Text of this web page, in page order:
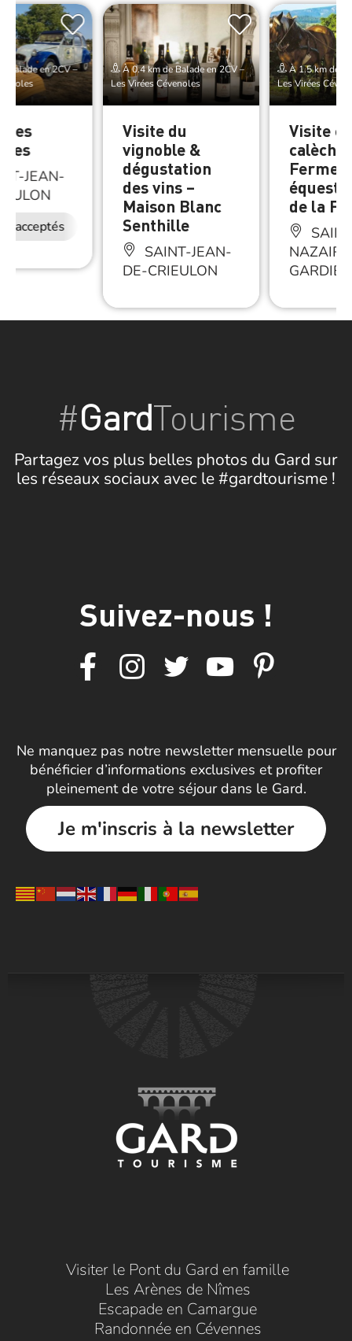
Balade en 2CV –
JEAN-
acceptés
À 0.4 km de Balade en 2CV –
Les Virées Cévenoles
Visite du
vignoble &
dégustation
des vins –
Maison Blanc
Senthille
SAINT-JEAN-
DE-CRIEULON
À 1.5 km de
Les Virées
Visite en
calèche
Ferme
de la
GARDIES
#GardTourisme
Partagez vos plus belles photos du Gard sur
les réseaux sociaux avec le #gardtourisme !
Suivez-nous !
Ne manquez pas notre newsletter mensuelle pour
bénéficier d’informations exclusives et profiter
pleinement de votre séjour dans le Gard.
Je m'inscris à la newsletter
Visiter le Pont du Gard en famille
Les Arènes de Nîmes
Escapade en Camargue
Randonnée en Cévennes